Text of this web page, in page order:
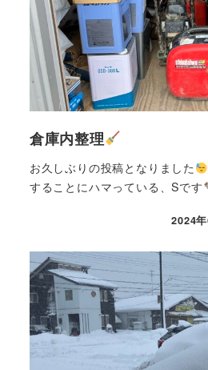
倉庫内整理
お久しぶりの投稿となりました
することにハマっている、Sです
投稿日
2024